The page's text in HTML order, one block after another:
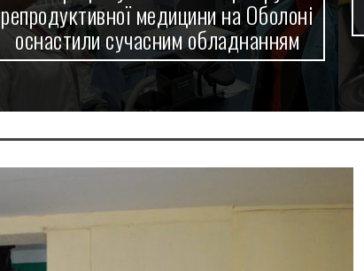
репродуктивної медицини на Оболоні
оснастили сучасним обладнанням